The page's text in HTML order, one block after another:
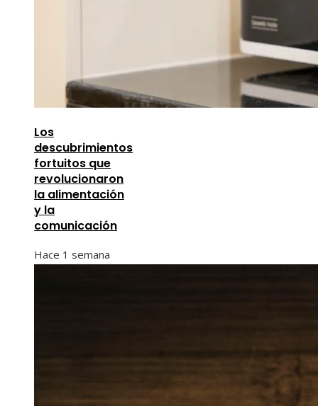
Los
descubrimientos
fortuitos que
revolucionaron
la alimentación
y la
comunicación
Hace 1 semana